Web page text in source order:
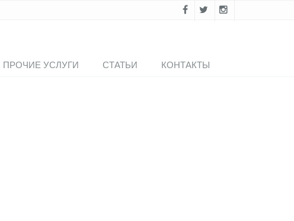
ПРОЧИЕ УСЛУГИ СТАТЬИ КОНТАКТЫ